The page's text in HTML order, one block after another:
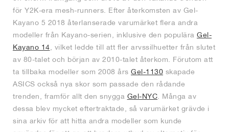
för Y2K-era mesh-runners. Efter återkomsten av Gel-
Kayano 5 2018 återlanserade varumärket flera andra
modeller från Kayano-serien, inklusive den populära Gel-
Kayano 14 , vilket ledde till att fler arvssilhuetter från slutet
av 80-talet och början av 2010-talet återkom. Förutom att
ta tillbaka modeller som 2008 års Gel-1130 skapade
ASICS också nya skor som passade den rådande
trenden, framför allt den snygga Gel-NYC . Många av
dessa blev mycket eftertraktade, så varumärket grävde i
sina arkiv för att hitta andra modeller som kunde